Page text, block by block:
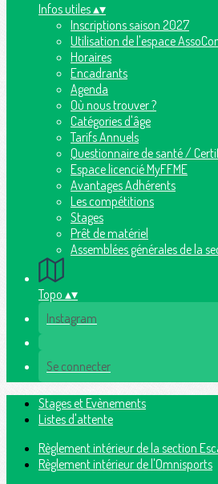
Infos utiles▴▾
Inscriptions saison 2027
Utilisation de l'espace
Horaires
Encadrants
Agenda
Où nous trouver ?
Catégories d'âge
Tarifs Annuels
Questionnaire de santé /
Espace licencié MyFFME
Avantages Adhérents
Les compétitions
Stages
Prêt de matériel
Assemblées générales de la
Topo ▴▾
Instagram
Se connecter
Stages et Evènements
Listes d'attente
Règlement intérieur de la section
Règlement intérieur de l'Omnisports